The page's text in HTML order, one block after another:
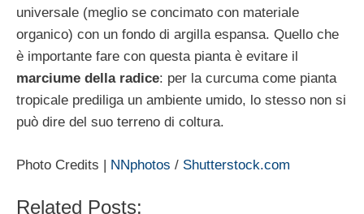
universale (meglio se concimato con materiale
organico) con un fondo di argilla espansa. Quello che
è importante fare con questa pianta è evitare il
marciume della radice: per la curcuma come pianta
tropicale prediliga un ambiente umido, lo stesso non si
può dire del suo terreno di coltura.
Photo Credits | NNphotos / Shutterstock.com
Related Posts: